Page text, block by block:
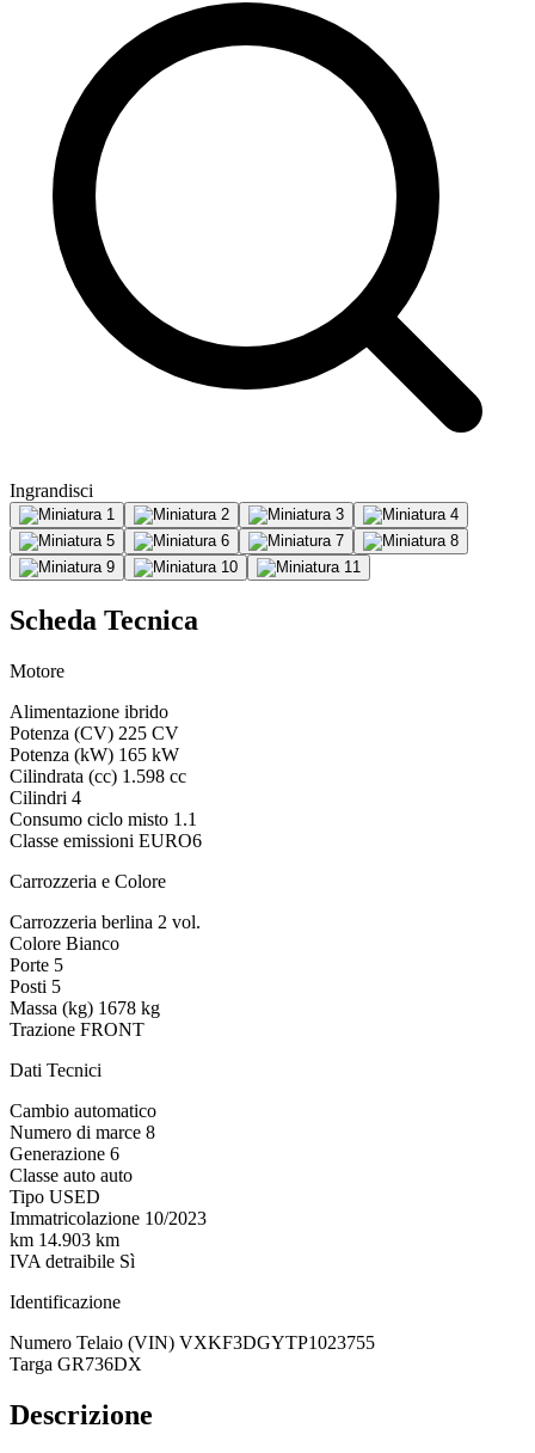
Ingrandisci
Scheda Tecnica
Motore
Alimentazione ibrido
Potenza (CV) 225 CV
Potenza (kW) 165 kW
Cilindrata (cc) 1.598 cc
Cilindri 4
Consumo ciclo misto 1.1
Classe emissioni EURO6
Carrozzeria e Colore
Carrozzeria berlina 2 vol.
Colore Bianco
Porte 5
Posti 5
Massa (kg) 1678 kg
Trazione FRONT
Dati Tecnici
Cambio automatico
Numero di marce 8
Generazione 6
Classe auto auto
Tipo USED
Immatricolazione 10/2023
km 14.903 km
IVA detraibile Sì
Identificazione
Numero Telaio (VIN) VXKF3DGYTP1023755
Targa GR736DX
Descrizione